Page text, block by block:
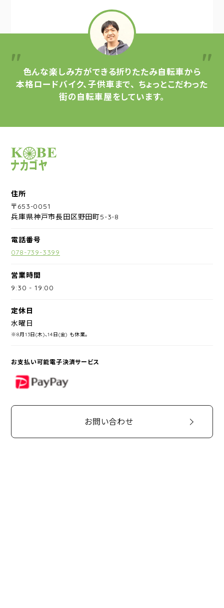
色んな楽しみ方ができる折りたたみ自転車から
本格ロードバイク、子供車まで、 ちょっとこだわった
街の自転車屋をしています。
サイクルショップナカゴヤ
住所
〒653-0051
兵庫県神戸市長田区野田町5-3-8
電話番号
078-739-3399
営業時間
9:30 -19:00
定休日
水曜日
※8月13日(木)、14日(金) も休業。
お支払い可能電子決済サービス
PayPay
お問い合わせ